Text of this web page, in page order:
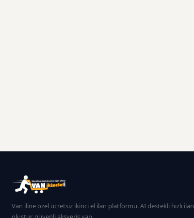
Van iline özel ücretsiz ikinci el ilan platformu. AI destekli hızlı ilan